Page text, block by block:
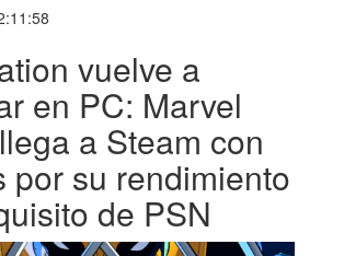
vuelve a
en PC: Marvel
a Steam con
por su rendimiento
de PSN